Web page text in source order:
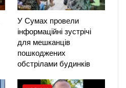
У Сумах провели
інформаційні зустрічі
для мешканців
пошкоджених
обстрілами будинків